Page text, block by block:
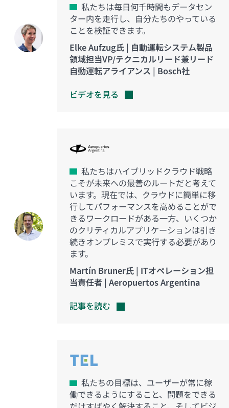
私たちは毎日何千時間もデータセン
ター内を走行し、自分たちのやっている
ことを検証できます。
Elke Aufzug氏 | 自動運転システム製品
領域担当VP/テクニカルリード兼リード
自動運転アライアンス | Bosch社
ビデオを見る
私たちはハイブリッドクラウド戦略
こそが未来への最善のルートだと考えて
います。現在では、クラウドに簡単に移
行してパフォーマンスを高めることがで
きるワークロードがある一方、いくつか
のクリティカルアプリケーションは引き
続きオンプレミスで実行する必要があり
ます。
Martín Bruner氏 | ITオペレーション担
当責任者 | Aeropuertos Argentina
記事を読む
私たちの目標は、ユーザーが常に稼
働できるようにすること、問題をできる